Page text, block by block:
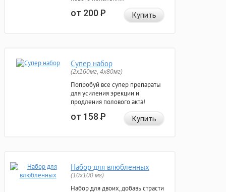
от 200Р Купить
Супер набор
(2х160мг, 4х80мг)
Попробуй все супер препараты
для усиления эрекции и
продления полового акта!
от 158Р Купить
Набор для влюбленных
(10х100 мг)
Набор для двоих, добавь страсти